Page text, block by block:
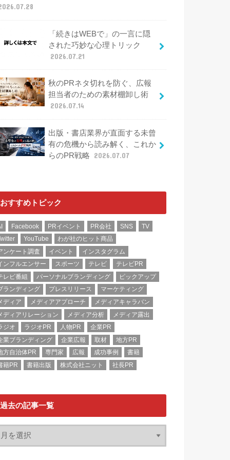
「続きはWEBで」の一言に隠
された巧妙な心理トリック
2026.07.21
秋のPRネタ切れを防ぐ、広報
担当者のための素材棚卸し術
2026.07.14
出版・書店業界が直面する未曾
有の危機から読み解く、これか
らのPR戦略
2026.07.07
おすすめトピック
Facebook PRイベント PR会社 SNS
TV
YouTube
わが社のヒット商品
ンケート調査
イベント
インスタグラム
ンフルエンサー
スポーツ テレビ
テレビPR
レビ番組
パーソナルブランディング
ピックアップ
ランディング
プレスリリース
マーケティング
ディア
メディアアプローチ
メディアキャラバン
ディアリレーション
メディア分析
メディア露出
ジオ
ラジオPR 人物PR
企業PR
業ブランディング
企業広報 取材
地方PR
方自治体PR
専門家 広報 成功事例
書籍
籍PR
書籍出版 株式会社ニット 社長PR
過去の記事一覧